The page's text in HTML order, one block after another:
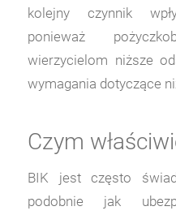
kolejny czynnik
ponieważ
wierzycielom niższe
wymagania dotyczące
Czym
BIK jest często
podobnie jak